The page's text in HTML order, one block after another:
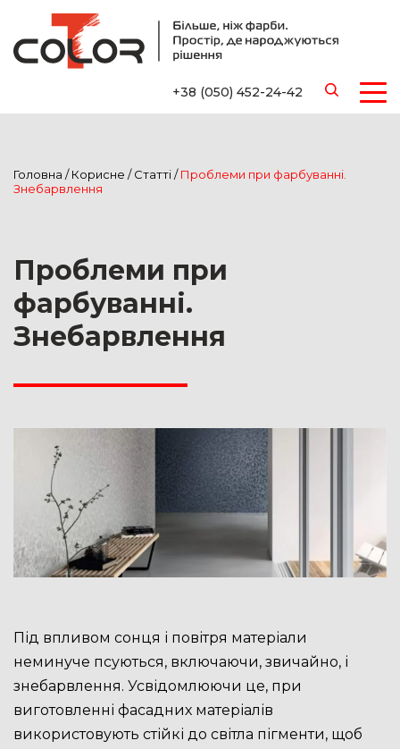
+38 (050) 452-24-42
Головна /Корисне /Статті/Проблеми при фарбуванні.
Знебарвлення
Проблеми при
фарбуванні.
Знебарвлення
Під впливом сонця і повітря матеріали
неминуче псуються, включаючи, звичайно, і
знебарвлення. Усвідомлюючи це, при
виготовленні фасадних матеріалів
використовують стійкі до світла пігменти, щоб